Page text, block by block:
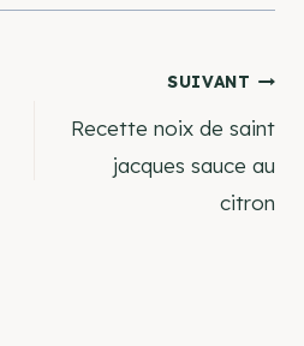
SUIVANT
Recette noix de saint
jacques sauce au
citron